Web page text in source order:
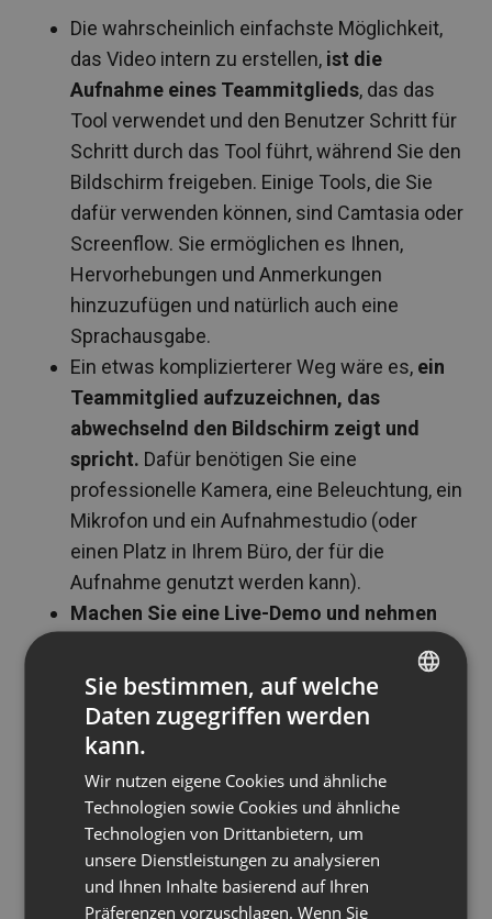
Die wahrscheinlich einfachste Möglichkeit,
das Video intern zu erstellen, ist die
Aufnahme eines Teammitglieds, das das
Tool verwendet und den Benutzer Schritt für
Schritt durch das Tool führt, während Sie den
Bildschirm freigeben. Einige Tools, die Sie
dafür verwenden können, sind Camtasia oder
Screenflow. Sie ermöglichen es Ihnen,
Hervorhebungen und Anmerkungen
hinzuzufügen und natürlich auch eine
Sprachausgabe.
Ein etwas komplizierterer Weg wäre es, ein
Teammitglied aufzuzeichnen, das
abwechselnd den Bildschirm zeigt und
spricht. Dafür benötigen Sie eine
professionelle Kamera, eine Beleuchtung, ein
Mikrofon und ein Aufnahmestudio (oder
einen Platz in Ihrem Büro, der für die
Aufnahme genutzt werden kann).
Machen Sie eine Live-Demo und nehmen
während die App geöffnet ist und erklären
Sie Schritt für Schritt, was Sie tun, oder
nehmen Sie sich selbst bei der Verwendung
auf. Dann bearbeiten Sie das Video, so dass
es zu Ihren Zwecken passt, und fügen Sie
einen Text, Soundeffekte und Musik,
Animationen, usw. hinzu. Bei einer Live-Demo
ENGLISH
GERMAN
POLISH
RUSSIAN
SPANISH
Sie bestimmen, auf welche
Daten zugegriffen werden
kann.
Wir nutzen eigene Cookies und ähnliche
Technologien sowie Cookies und ähnliche
Technologien von Drittanbietern, um
unsere Dienstleistungen zu analysieren
und Ihnen Inhalte basierend auf Ihren
Präferenzen vorzuschlagen. Wenn Sie